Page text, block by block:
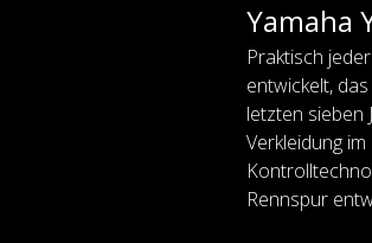
Yamaha
Praktisch
entwickelt,
letzten sieben
Verkleidung
Rennspur